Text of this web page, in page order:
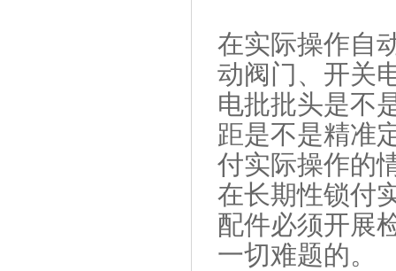
在实际操作自
动阀门、开关
电批批头是不
距是不是精准
付实际操作的
在长期性锁付
配件必须开展
一切难题的。